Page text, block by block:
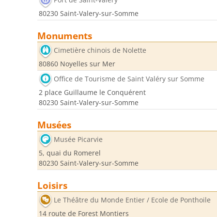
80230 Saint-Valery-sur-Somme
Monuments
Cimetière chinois de Nolette
80860 Noyelles sur Mer
Office de Tourisme de Saint Valéry sur Somme
2 place Guillaume le Conquérent
80230 Saint-Valery-sur-Somme
Musées
Musée Picarvie
5, quai du Romerel
80230 Saint-Valery-sur-Somme
Loisirs
Le Théâtre du Monde Entier / Ecole de Ponthoile
14 route de Forest Montiers